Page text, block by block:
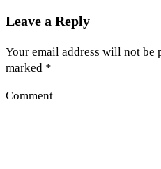
Leave a Reply
Your email address will not be
marked *
Comment